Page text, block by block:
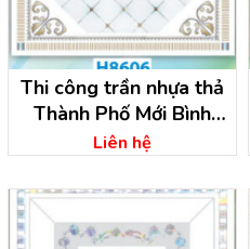
Thi công trần nhựa thả
Thành Phố Mới Bình
Dương
Liên hệ